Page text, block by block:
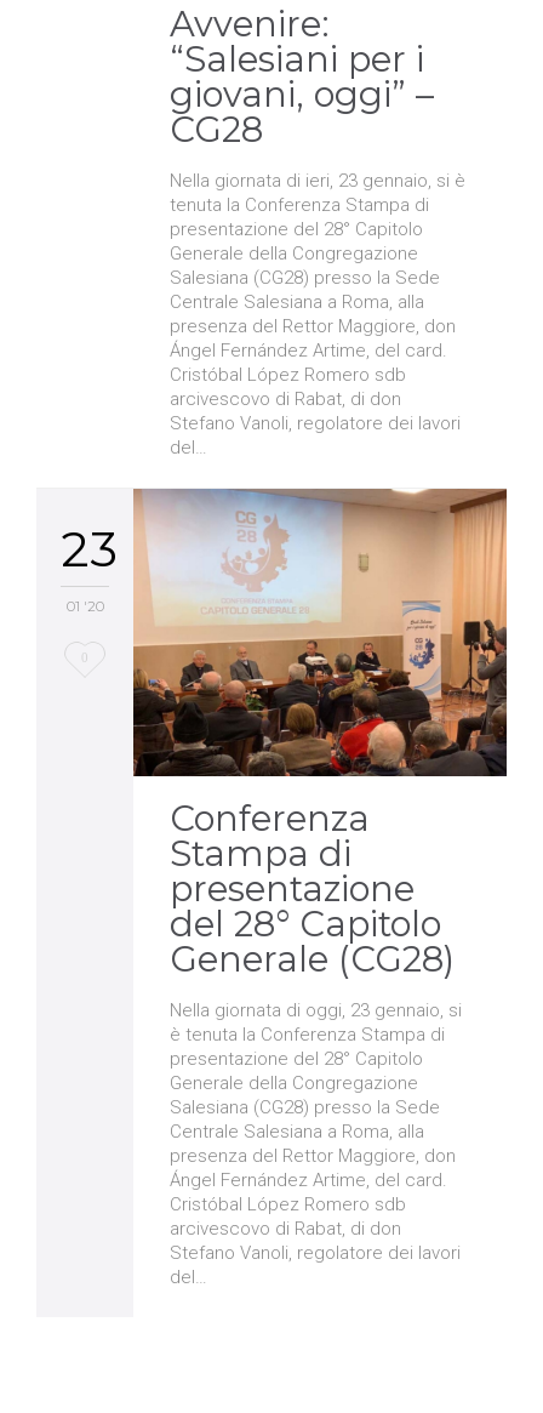
Avvenire:
“Salesiani per i
giovani, oggi” –
CG28
Nella giornata di ieri, 23 gennaio, si è
tenuta la Conferenza Stampa di
presentazione del 28° Capitolo
Generale della Congregazione
Salesiana (CG28) presso la Sede
Centrale Salesiana a Roma, alla
presenza del Rettor Maggiore, don
Ángel Fernández Artime, del card.
Cristóbal López Romero sdb
arcivescovo di Rabat, di don
Stefano Vanoli, regolatore dei lavori
del…
23
01 '20
Love
0
Conferenza
Stampa di
presentazione
del 28° Capitolo
Generale (CG28)
Nella giornata di oggi, 23 gennaio, si
è tenuta la Conferenza Stampa di
presentazione del 28° Capitolo
Generale della Congregazione
Salesiana (CG28) presso la Sede
Centrale Salesiana a Roma, alla
presenza del Rettor Maggiore, don
Ángel Fernández Artime, del card.
Cristóbal López Romero sdb
arcivescovo di Rabat, di don
Stefano Vanoli, regolatore dei lavori
del…